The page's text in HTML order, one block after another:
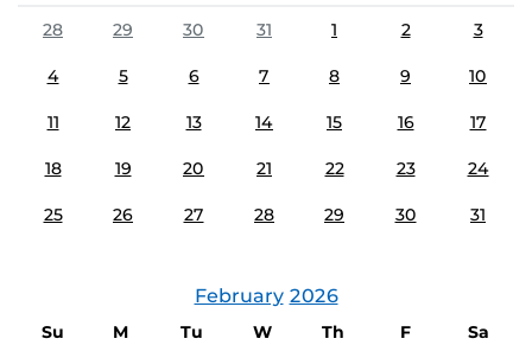
28
29 30 31 1 2 3
4 5 6 7 8 9 10
11 12 13 14 15 16 17
18 19 20 21 22 23 24
25 26 27 28 29 30 31
February 2026
Su M Tu W Th F
Sa